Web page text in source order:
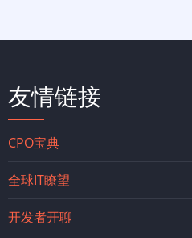
友情链接
CPO宝典
全球IT瞭望
开发者开聊